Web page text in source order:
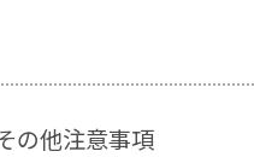
の他注意事項